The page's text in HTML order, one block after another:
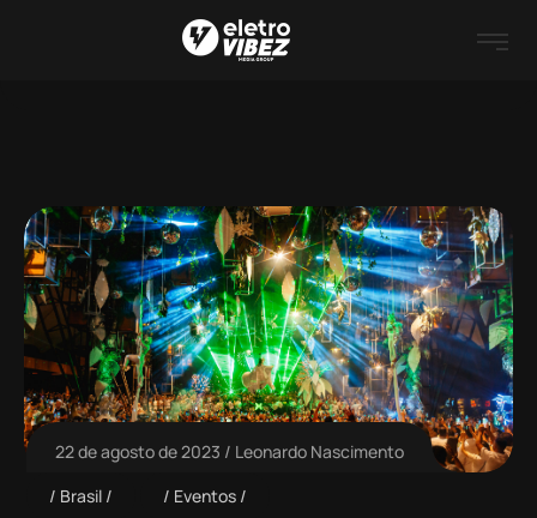
22 de agosto de 2023
Leonardo Nascimento
Brasil
Eventos